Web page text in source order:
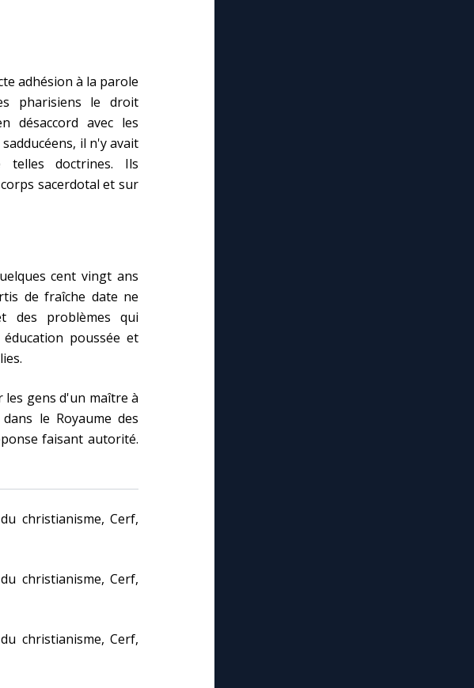
adhésion à la parole
pharisiens le droit
désaccord avec les
il n'y avait
telles doctrines. Ils
sacerdotal et sur
cent vingt ans
de fraîche date ne
des problèmes qui
poussée et
les gens d'un maître à
le Royaume des
faisant autorité.
christianisme, Cerf,
christianisme, Cerf,
christianisme, Cerf,